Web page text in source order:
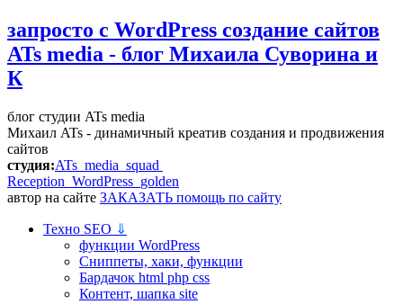
запросто с WordPress создание сайтов
ATs media - блог Михаила Суворина и
К
блог студии ATs media
Михаил ATs - динамичный креатив создания и продвижения
сайтов
студия:ATs media squad
Reception WordPress golden
автор на сайте ЗАКАЗАТЬ помощь по сайту
Техно SEO ⇓
функции WordPress
Сниппеты, хаки, функции
Бардачок html php css
Контент, шапка site